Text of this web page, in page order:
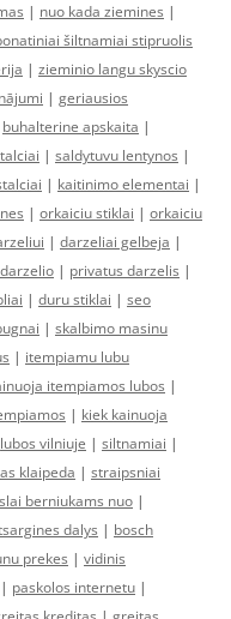
| nuo kada ziemines |
šiltnamiai stipruolis
| zieminio langu skyscio
| geriausios
buhalterine apskaita |
| saldytuvu lentynos |
| kaitinimo elementai |
| orkaiciu stiklai | orkaiciu
| darzeliai gelbeja |
| privatus darzelis |
| duru stiklai | seo
| skalbimo masinu
| itempiamu lubu
itempiamos lubos |
| kiek kainuoja
lubos vilniuje | siltnamiai |
klaipeda | straipsniai
berniukams nuo |
dalys | bosch
prekes | vidinis
| paskolos internetu |